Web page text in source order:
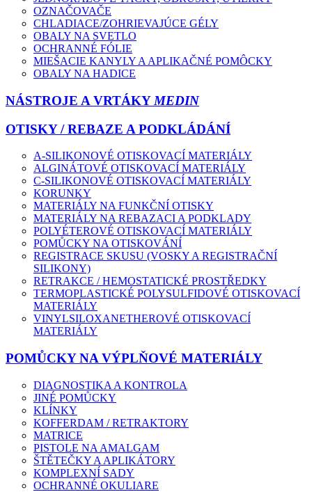
OZNAČOVAČE
CHLADIACE/ZOHRIEVAJÚCE GÉLY
OBALY NA SVETLO
OCHRANNÉ FÓLIE
MIEŠACIE KANYLY A APLIKAČNÉ POMÔCKY
OBALY NA HADICE
NÁSTROJE A VRTÁKY MEDIN
OTISKY / REBAZE A PODKLÁDÁNÍ
A-SILIKONOVÉ OTISKOVACÍ MATERIÁLY
ALGINÁTOVÉ OTISKOVACÍ MATERIÁLY
C-SILIKONOVÉ OTISKOVACÍ MATERIÁLY
KORUNKY
MATERIÁLY NA FUNKČNÍ OTISKY
MATERIÁLY NA REBAZACI A PODKLADY
POLYÉTEROVÉ OTISKOVACÍ MATERIÁLY
POMŮCKY NA OTISKOVÁNÍ
REGISTRACE SKUSU (VOSKY A REGISTRAČNÍ
SILIKONY)
RETRAKCE / HEMOSTATICKÉ PROSTŘEDKY
TERMOPLASTICKÉ POLYSULFIDOVÉ OTISKOVACÍ
MATERIÁLY
VINYLSILOXANETHEROVÉ OTISKOVACÍ
MATERIÁLY
POMŮCKY NA VÝPLŇOVÉ MATERIÁLY
DIAGNOSTIKA A KONTROLA
JINÉ POMŮCKY
KLÍNKY
KOFFERDAM / RETRAKTORY
MATRICE
PISTOLE NA AMALGAM
ŠTĚTEČKY A APLIKÁTORY
KOMPLEXNÍ SADY
OCHRANNÉ OKULIARE